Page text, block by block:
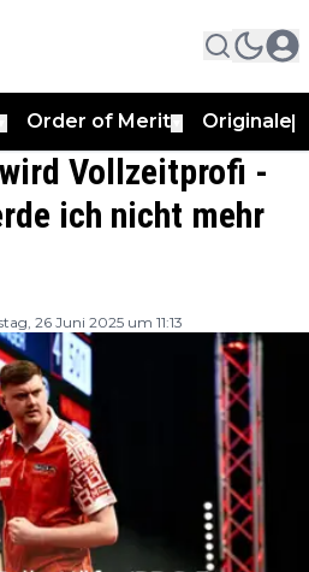
Order of Merit Originale
Vollzeitprofi -
ich nicht mehr
26 Juni 2025 um 11:13